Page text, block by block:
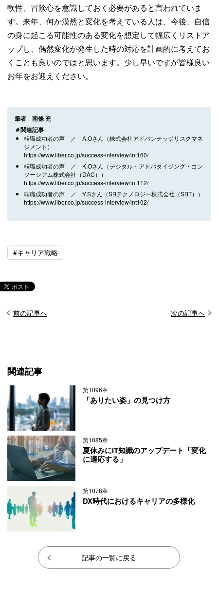
軟性、冒険心を意識しておく必要があると言われていま
す。来年、何か漠然と変化を考えている人は、今後、自信
の身に起こる可能性のある変化を想定して幅広くリストア
ップし、偶然変化が発生した時の対応を計画的に考えてお
くことも良いのではと思います。少し早いですが皆様良い
お年をお迎えください。
筆者 南條 充
＃関連記事
転職成功者の声 ／ A.Oさん（株式会社アドバンテッジリスクマネ
ジメント）
https://www.liber.co.jp/success-interview/int160/
転職成功者の声 ／ K.Oさん（デジタル・アドバタイジング・コン
ソーシアム株式会社（DAC））
https://www.liber.co.jp/success-interview/int112/
転職成功者の声 ／ Y.Sさん（SBテクノロジー株式会社（SBT））
https://www.liber.co.jp/success-interview/int102/
#キャリア戦略
前の記事へ 次の記事へ
関連記事
第1096章
「ありたい姿」の見つけ方
第1085章
夏休みにIT知識のアップデート「変化
に適応する」
第1078章
DX時代におけるキャリアの多様化
記事の一覧に戻る